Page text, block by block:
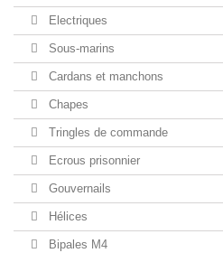
Electriques
Sous-marins
Cardans et manchons
Chapes
Tringles de commande
Ecrous prisonnier
Gouvernails
Hélices
Bipales M4